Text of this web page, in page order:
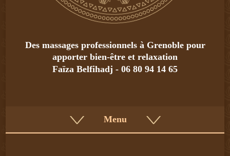
Des massages professionnels à Grenoble pour
apporter bien-être et relaxation
Faïza Belfihadj - 06 80 94 14 65
Menu